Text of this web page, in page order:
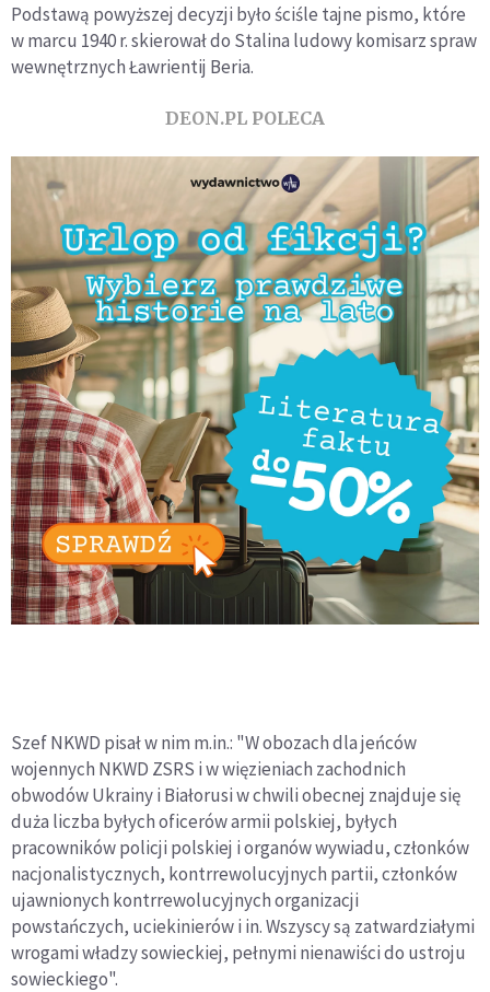
Podstawą powyższej decyzji było ściśle tajne pismo, które
w marcu 1940 r. skierował do Stalina ludowy komisarz spraw
wewnętrznych Ławrientij Beria.
DEON.PL POLECA
Szef NKWD pisał w nim m.in.: "W obozach dla jeńców
wojennych NKWD ZSRS i w więzieniach zachodnich
obwodów Ukrainy i Białorusi w chwili obecnej znajduje się
duża liczba byłych oficerów armii polskiej, byłych
pracowników policji polskiej i organów wywiadu, członków
nacjonalistycznych, kontrrewolucyjnych partii, członków
ujawnionych kontrrewolucyjnych organizacji
powstańczych, uciekinierów i in. Wszyscy są zatwardziałymi
wrogami władzy sowieckiej, pełnymi nienawiści do ustroju
sowieckiego".